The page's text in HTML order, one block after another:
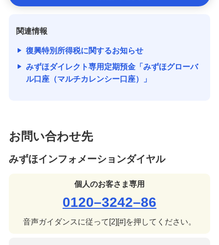
備える
学ぶ・考える
生涯学習
お客さまサポート
関連情報
復興特別所得税に関するお知らせ
みずほダイレクト専用定期預金「みずほグローバ
ル口座（マルチカレンシー口座）」
お問い合わせ先
みずほインフォメーションダイヤル
個人のお客さま専用
0120–3242–86
音声ガイダンスに従って[2][#]を押してください。